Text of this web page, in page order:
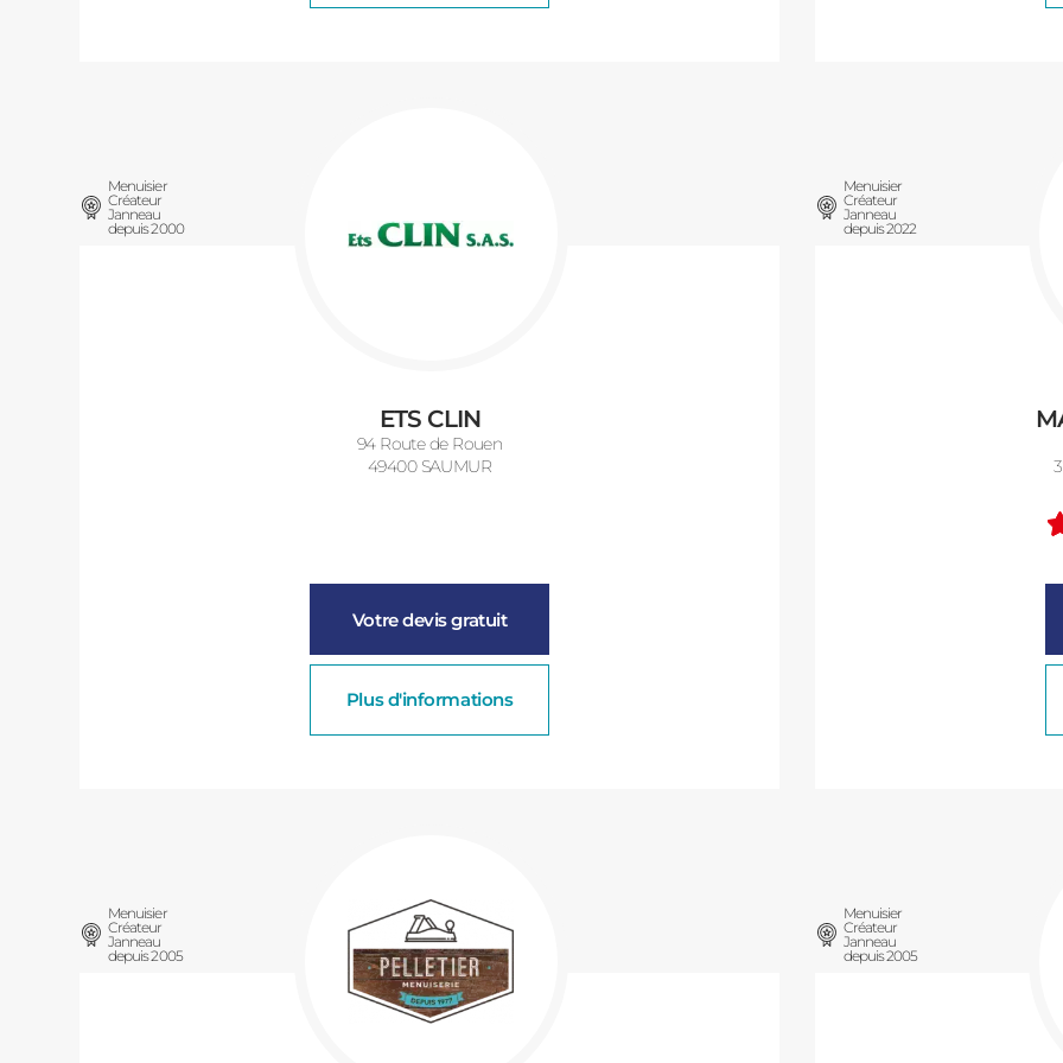
ETS CLIN
94 Route de Rouen
49400 SAUMUR
Menuisier
Créateur
Janneau
depuis 2000
Votre devis gratuit
Plus d'informations
Menuisier
Créateur
Janneau
depuis 2022
Menuisier
Créateur
Janneau
depuis 2005
Menuisier
Créateur
Janneau
depuis 2005